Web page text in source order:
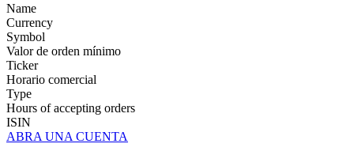
Name
Currency
Symbol
Valor de orden mínimo
Ticker
Horario comercial
Type
Hours of accepting orders
ISIN
ABRA UNA CUENTA